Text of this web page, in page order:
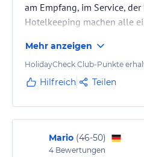
ohne Gewähr und ohne Prüfung
lies vor der Buchung die
am Empfang, im Service,
Hotelkeeping machen alle
Mehr anzeigen
HolidayCheck Club-Punkte
Hilfreich Teilen
Mario (46-50)
4 Bewertungen